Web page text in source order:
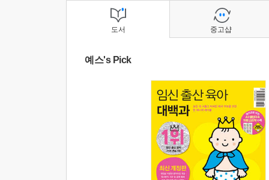
도서
예스's Pick
중고샵